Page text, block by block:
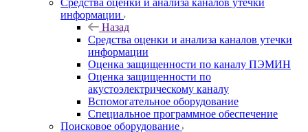
Средства оценки и анализа каналов утечки
информации
Назад
Средства оценки и анализа каналов утечки
информации
Оценка защищенности по каналу ПЭМИН
Оценка защищенности по
акустоэлектрическому каналу
Вспомогательное оборудование
Специальное программное обеспечение
Поисковое оборудование